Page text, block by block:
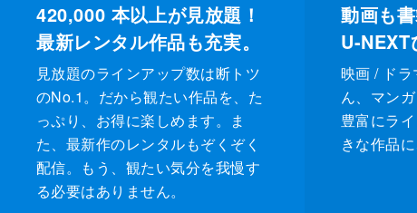
420,000 本以上が見放題！
最新レンタル作品も充実。
見放題のラインアップ数は断トツ
のNo.1。だから観たい作品を、た
っぷり、お得に楽しめます。ま
た、最新作のレンタルもぞくぞく
配信。もう、観たい気分を我慢す
る必要はありません。
動画も
U-NEXT
映画 / ド
ん、マン
豊富にラ
きな作品